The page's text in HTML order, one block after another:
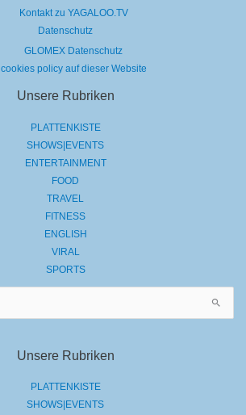
Kontakt zu YAGALOO.TV
Datenschutz
GLOMEX Datenschutz
cookies policy auf dieser Website
Unsere Rubriken
PLATTENKISTE
SHOWS|EVENTS
ENTERTAINMENT
FOOD
TRAVEL
FITNESS
ENGLISH
VIRAL
SPORTS
Unsere Rubriken
PLATTENKISTE
SHOWS|EVENTS